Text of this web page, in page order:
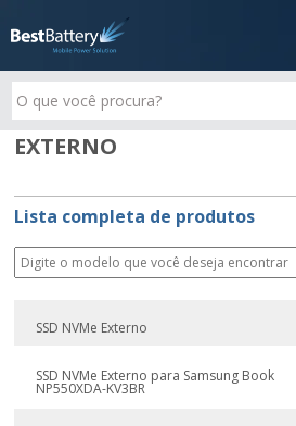
EXTERNO
Lista completa de produtos
SSD NVMe Externo
SSD NVMe Externo para Samsung Book
NP550XDA-KV3BR